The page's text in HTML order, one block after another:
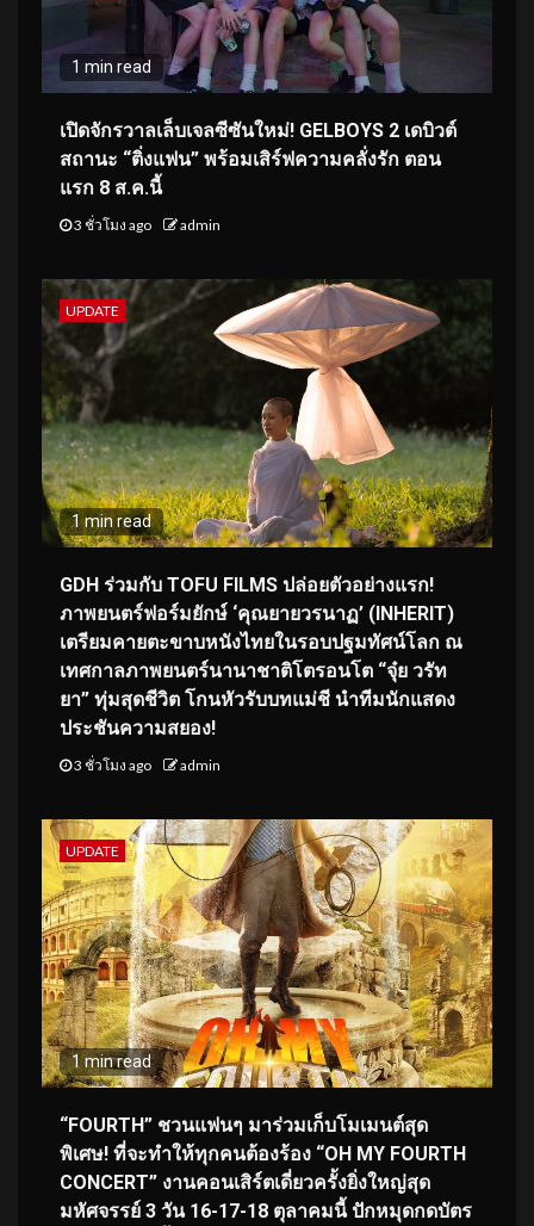
1 min read
เปิดจักรวาลเล็บเจลซีซันใหม่! GELBOYS 2 เดบิวต์
สถานะ “ติ่งแฟน” พร้อมเสิร์ฟความคลั่งรัก ตอน
แรก 8 ส.ค.นี้
3 ชั่วโมง ago admin
UPDATE
1 min read
GDH ร่วมกับ TOFU FILMS ปล่อยตัวอย่างแรก!
ภาพยนตร์ฟอร์มยักษ์ ‘คุณยายวรนาฏ’ (INHERIT)
เตรียมคายตะขาบหนังไทยในรอบปฐมทัศน์โลก ณ
เทศกาลภาพยนตร์นานาชาติโตรอนโต “จุ๋ย วรัท
ยา” ทุ่มสุดชีวิต โกนหัวรับบทแม่ชี นำทีมนักแสดง
ประชันความสยอง!
3 ชั่วโมง ago admin
UPDATE
1 min read
“FOURTH” ชวนแฟนๆ มาร่วมเก็บโมเมนต์สุด
พิเศษ! ที่จะทำให้ทุกคนต้องร้อง “OH MY FOURTH
CONCERT” งานคอนเสิร์ตเดี่ยวครั้งยิ่งใหญ่สุด
มหัศจรรย์ 3 วัน 16-17-18 ตุลาคมนี้ ปักหมุดกดบัตร